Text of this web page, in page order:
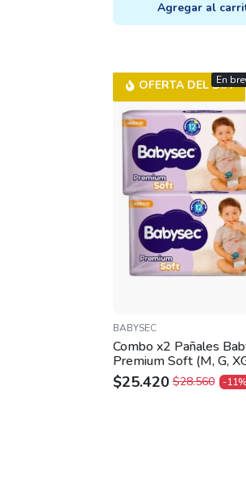
WAS:
IS:
Agregar al
BABYSEC
Combo x2 Pañales
Premium Soft (M, G,
G
OFERTA DEL DÍA
$28.560
ORIGINAL
$25.420
CURRENT
-11%
En